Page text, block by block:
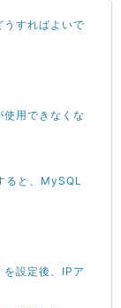
うすればよいで
用できなくな
と、MySQL
設定後、IPア